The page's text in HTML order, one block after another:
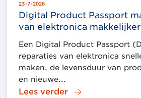
23-7-2026
Digital Product Passport
van elektronica makkelijker
Een Digital Product Passport
reparaties van elektronica
maken, de levensduur van
en nieuwe...
Lees verder